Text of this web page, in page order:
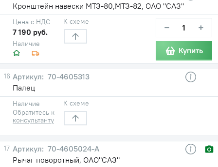
Кронштейн навески МТЗ-80,МТЗ-82, ОАО "САЗ"
Наличие
Цена с НДС
7 190 руб.
К схеме − +
Купить
16
70-4605313
Палец
Наличие
Обратитесь к
консультанту
К схеме
17
70-4605024-А
Рычаг поворотный, ОАО"САЗ"